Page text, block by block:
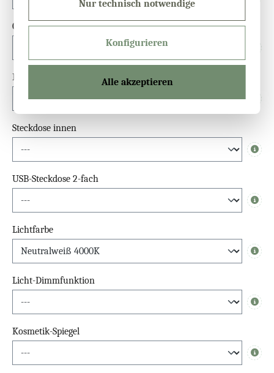
Glastür Überstand (unten)
Einlegeböden (Fach × Stück)
Steckdose innen
Info
USB-Steckdose 2-fach
Info
Lichtfarbe
Info
Licht-Dimmfunktion
Info
Kosmetik-Spiegel
Info
Nur technisch notwendige
Konfigurieren
Alle akzeptieren